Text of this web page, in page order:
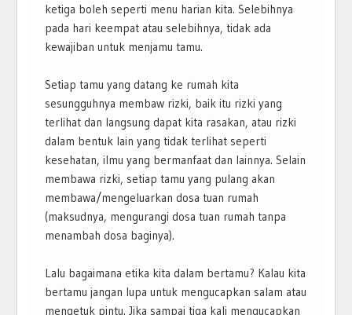
ketiga boleh seperti menu harian kita. Selebihnya
pada hari keempat atau selebihnya, tidak ada
kewajiban untuk menjamu tamu.
Setiap tamu yang datang ke rumah kita
sesungguhnya membaw rizki, baik itu rizki yang
terlihat dan langsung dapat kita rasakan, atau rizki
dalam bentuk lain yang tidak terlihat seperti
kesehatan, ilmu yang bermanfaat dan lainnya. Selain
membawa rizki, setiap tamu yang pulang akan
membawa/mengeluarkan dosa tuan rumah
(maksudnya, mengurangi dosa tuan rumah tanpa
menambah dosa baginya).
Lalu bagaimana etika kita dalam bertamu? Kalau kita
bertamu jangan lupa untuk mengucapkan salam atau
mengetuk pintu. Jika sampai tiga kali mengucapkan